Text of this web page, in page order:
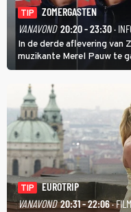
TIP
ZOMERGASTEN
VANAVOND 20:20 - 23:30·
In de derde aflevering van
muzikante Merel Pauw te
boeiende avond beloven:
identiteit: grenzeloos,
TIP
EUROTRIP
VANAVOND 20:31 - 22:06· FILM